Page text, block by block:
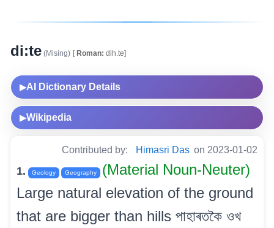
di:te (Mising) [Roman: dih.te]
▶AI Dictionary Details
▶Wikipedia
Contributed by: Himasri Das on 2023-01-02
1. Geology Geography
(Material Noun-Neuter)
Large natural elevation of the ground
that are bigger than hills পাহাৰতকৈ ওখ